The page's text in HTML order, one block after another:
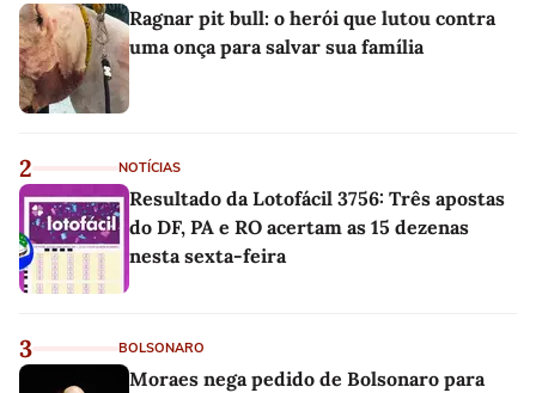
Ragnar pit bull: o herói que lutou contra
uma onça para salvar sua família
2 NOTÍCIAS
Resultado da Lotofácil 3756: Três apostas
do DF, PA e RO acertam as 15 dezenas
nesta sexta-feira
3 BOLSONARO
Moraes nega pedido de Bolsonaro para